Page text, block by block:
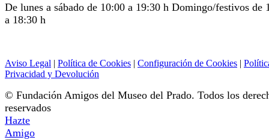
De lunes a sábado de 10:00 a 19:30 h Domingo/festivos de
a 18:30 h
Aviso Legal | Política de Cookies | Configuración de Cookies |
Privacidad y Devolución
© Fundación Amigos del Museo del Prado. Todos los
reservados
Hazte
Amigo